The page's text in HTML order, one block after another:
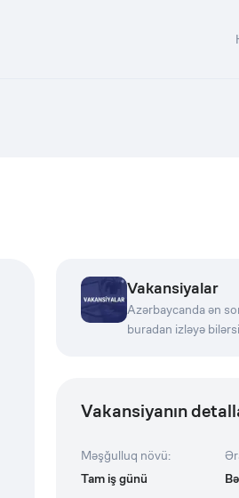
Vakansiyalar
Azərbaycanda ən
buradan izləyə
Vakansiyanın
Məşğulluq növü:
Tam iş günü